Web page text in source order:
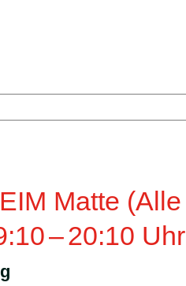
Matte (Alle
–20:10 Uhr